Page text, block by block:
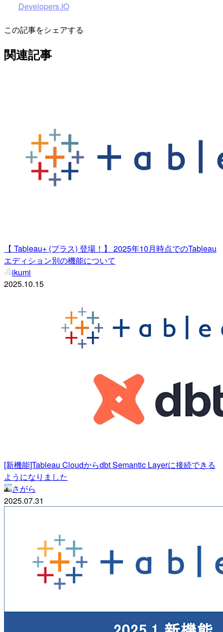
Developers.IO
この記事をシェアする
関連記事
【 Tableau+ (プラス) 登場！】 2025年10月時点でのTableau
エディション別の機能について
ikumi
2025.10.15
[新機能]Tableau Cloudからdbt Semantic Layerに接続できる
ようになりました
さがら
2025.07.31